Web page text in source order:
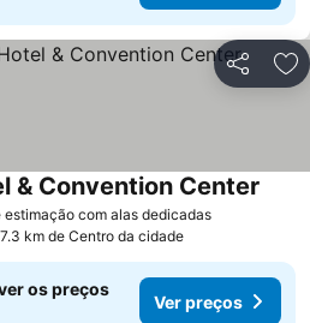
Partilhar
com alas dedicadas
& Convention Center
km de Centro da cidade
os preços
Ver preços